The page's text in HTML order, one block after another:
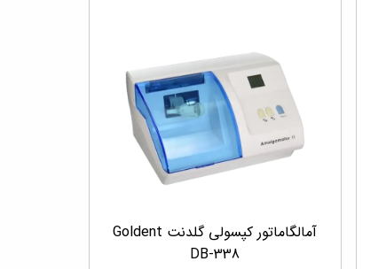
آمالگاماتور کپسولی گلدنت Goldent
DB-338